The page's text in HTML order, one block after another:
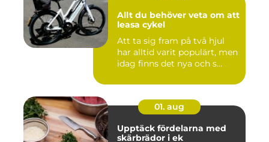
Allt du behöver veta om att
leasa cykel
Att ta sig fram på två hjul
har alltid varit populärt, men
idag finns det nya och s...
01. aug
Upptäck fördelarna med
skärbrädor i ek